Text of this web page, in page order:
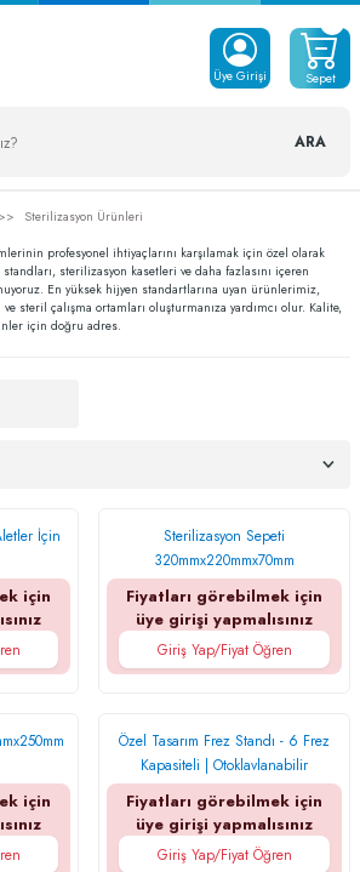
ARA
Üye Girişi Sepet
Sterilizasyon Ürünleri
profesyonel ihtiyaçlarını karşılamak için özel olarak
sterilizasyon kasetleri ve daha fazlasını içeren
En yüksek hijyen standartlarına uyan ürünlerimiz,
ve steril çalışma ortamları oluşturmanıza yardımcı olur. Kalite,
için doğru adres.
İçin
için
Sterilizasyon Sepeti
320mmx220mmx70mm
Fiyatları görebilmek için
üye girişi yapmalısınız
Giriş Yap/Fiyat Öğren
için
Özel Tasarım Frez Standı - 6 Frez
Kapasiteli | Otoklavlanabilir
Fiyatları görebilmek için
üye girişi yapmalısınız
Giriş Yap/Fiyat Öğren